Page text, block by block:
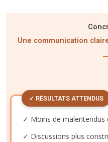
Une communication
✓ RÉSULTATS ATTENDUS
✓ Moins de malentendus
✓ Discussions plus